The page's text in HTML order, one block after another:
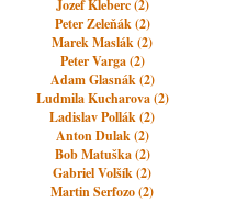
Jozef Kleberc (2)
Peter Zeleňák (2)
Marek Maslák (2)
Peter Varga (2)
Adam Glasnák (2)
Ludmila Kucharova (2)
Ladislav Pollák (2)
Anton Dulak (2)
Bob Matuška (2)
Gabriel Volšík (2)
Martin Serfozo (2)